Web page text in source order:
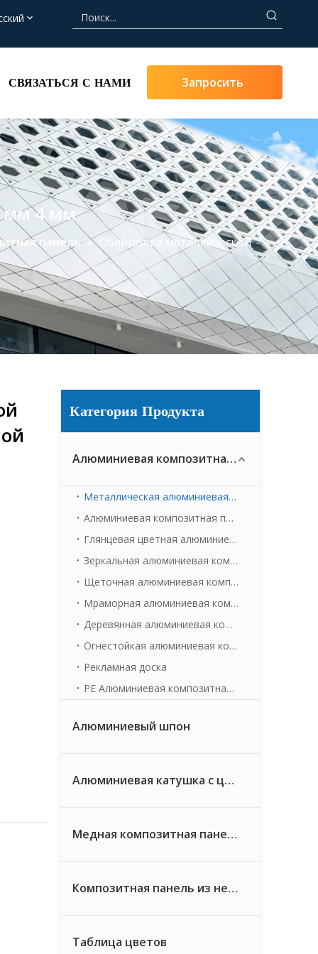
СВЯЗАТЬСЯ С НАМИ Запросить
Цену
мм 4 мм
панель »
Облицовка металлической
Категория Продукта
Алюминиевая композитная панель
Металлическая алюминиевая композитная панель
Алюминиевая композитная панель матового цвета
Глянцевая цветная алюминиевая композитная панель
Зеркальная алюминиевая композитная панель
Щеточная алюминиевая композитная панель
Мраморная алюминиевая композитная панель
Деревянная алюминиевая композитная панель
Огнестойкая алюминиевая композитная панель
Рекламная доска
PE Алюминиевая композитная панель
Алюминиевый шпон
Алюминиевая катушка с цветным покрытием
Медная композитная панель
Композитная панель из нержавеющей стали
Таблица цветов